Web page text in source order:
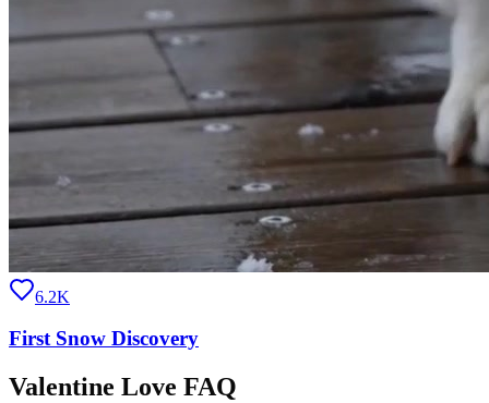
6.2K
First Snow Discovery
Valentine Love FAQ